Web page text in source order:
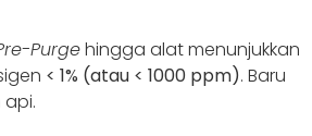
Purgehingga alat menunjukkan
< 1% (atau < 1000 ppm). Baru